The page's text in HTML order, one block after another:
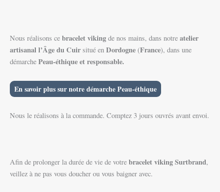
Nous réalisons ce bracelet viking de nos mains, dans notre atelier
artisanal l’Âge du Cuir situé en Dordogne (France), dans une
démarche Peau-éthique et responsable.
En savoir plus sur notre démarche Peau-éthique
Nous le réalisons à la commande. Comptez 3 jours ouvrés avant envoi.
Afin de prolonger la durée de vie de votre bracelet vikingSurtbrand,
veillez à ne pas vous doucher ou vous baigner avec.